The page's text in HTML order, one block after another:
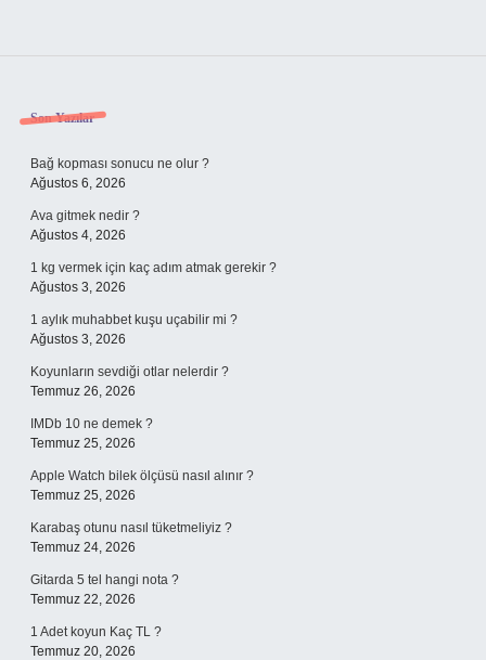
Sidebar
Son Yazılar
Bağ kopması sonucu ne olur ?
Ağustos 6, 2026
Ava gitmek nedir ?
Ağustos 4, 2026
1 kg vermek için kaç adım atmak gerekir ?
Ağustos 3, 2026
1 aylık muhabbet kuşu uçabilir mi ?
Ağustos 3, 2026
Koyunların sevdiği otlar nelerdir ?
Temmuz 26, 2026
IMDb 10 ne demek ?
Temmuz 25, 2026
Apple Watch bilek ölçüsü nasıl alınır ?
Temmuz 25, 2026
Karabaş otunu nasıl tüketmeliyiz ?
Temmuz 24, 2026
Gitarda 5 tel hangi nota ?
Temmuz 22, 2026
1 Adet koyun Kaç TL ?
Temmuz 20, 2026